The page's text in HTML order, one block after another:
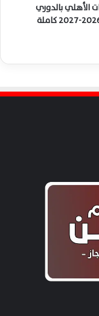
الأهلي بالدوري
المصري الممتاز موسم 2026-2027 كاملة